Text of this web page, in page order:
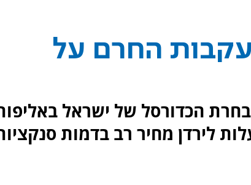
החרם על
הכדורסל של ישראל
עד גיל 19, צפוי לעלות לירדן מחיר רב בדמות